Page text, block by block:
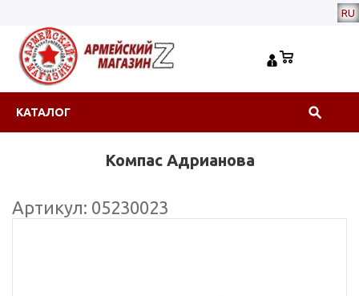
RU
КАТАЛОГ
Компас Адрианова
Артикул: 05230023